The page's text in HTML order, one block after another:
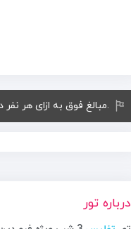
.مبالغ فوق به ازای هر
درباره تور